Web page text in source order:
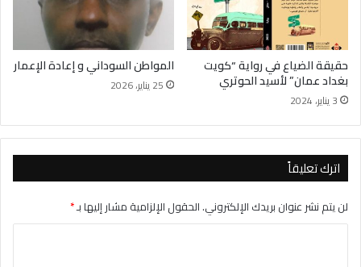
حقيقة الضياع في رواية “كويت
بغداد عمان” لأسيد الحوتري
3 يناير، 2024
المواطن السوداني و إعادة الإعمار
25 يناير، 2026
اترك تعليقاً
لن يتم نشر عنوان بريدك الإلكتروني.الحقول الإلزامية مشار إليها بـ*